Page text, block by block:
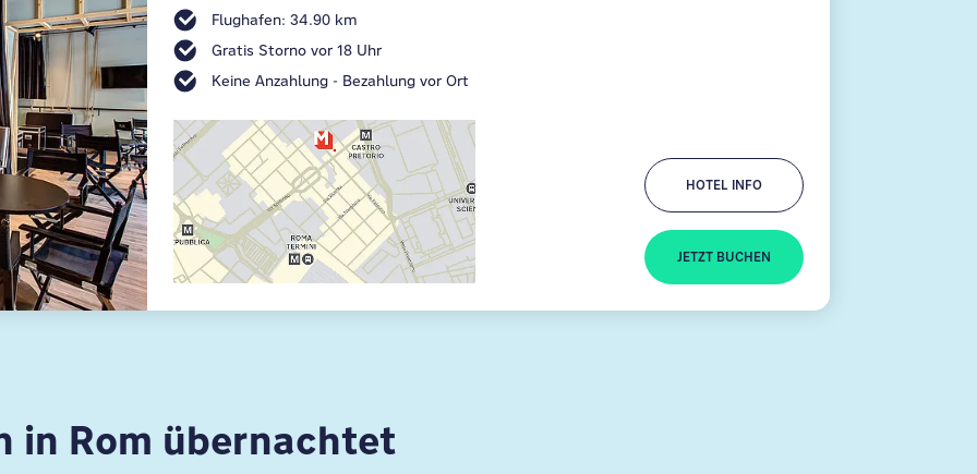
Flughafen: 34.90 km
Gratis Storno vor 18 Uhr
Keine Anzahlung - Bezahlung vor Ort
HOTEL INFO
JETZT BUCHEN
in Rom übernachtet